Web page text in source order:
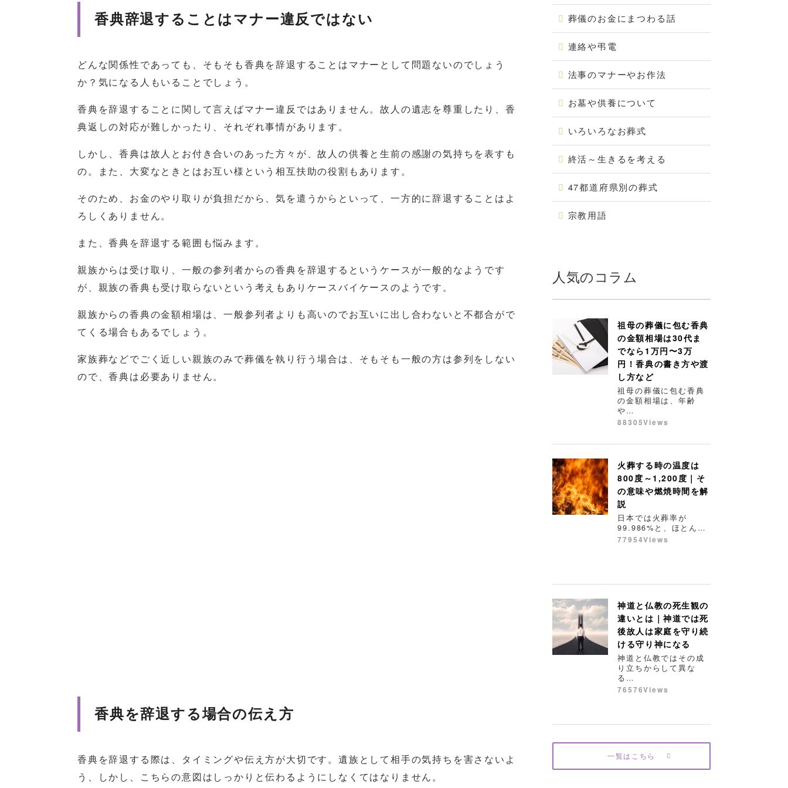
香典辞退することはマナー違反ではない
どんな関係性であっても、そもそも香典を辞退することはマナーとして問題ないのでしょう
か？気になる人もいることでしょう。
香典を辞退することに関して言えばマナー違反ではありません。故人の遺志を尊重したり、香
典返しの対応が難しかったり、それぞれ事情があります。
しかし、香典は故人とお付き合いのあった方々が、故人の供養と生前の感謝の気持ちを表すも
の。また、大変なときとはお互い様という相互扶助の役割もあります。
そのため、お金のやり取りが負担だから、気を遣うからといって、一方的に辞退することはよ
ろしくありません。
また、香典を辞退する範囲も悩みます。
親族からは受け取り、一般の参列者からの香典を辞退するというケースが一般的なようです
が、親族の香典も受け取らないという考えもありケースバイケースのようです。
親族からの香典の金額相場は、一般参列者よりも高いのでお互いに出し合わないと不都合がで
てくる場合もあるでしょう。
家族葬などでごく近しい親族のみで葬儀を執り行う場合は、そもそも一般の方は参列をしない
ので、香典は必要ありません。
香典を辞退する場合の伝え方
香典を辞退する際は、タイミングや伝え方が大切です。遺族として相手の気持ちを害さないよ
う、しかし、こちらの意図はしっかりと伝わるようにしなくてはなりません。
葬儀のお金にまつわる話
連絡や弔電
法事のマナーやお作法
お墓や供養について
いろいろなお葬式
終活～生きるを考える
47都道府県別の葬式
宗教用語
人気のコラム
祖母の葬儀に包む香典
の金額相場は30代ま
でなら1万円〜3万
円！香典の書き方や渡
し方など
祖母の葬儀に包む香典
の金額相場は、年齢
や…
88305Views
火葬する時の温度は
800度～1,200度｜そ
の意味や燃焼時間を解
説
日本では火葬率が
99.986%と、ほとん…
77954Views
神道と仏教の死生観の
違いとは｜神道では死
後故人は家庭を守り続
ける守り神になる
神道と仏教ではその成
り立ちからして異な
る…
76576Views
一覧はこちら